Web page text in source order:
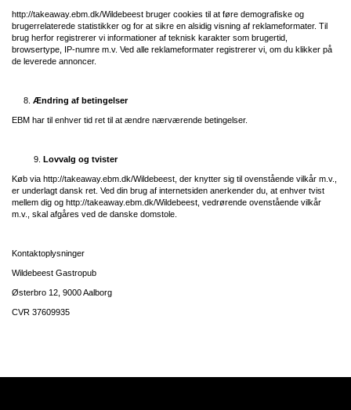
http://takeaway.ebm.dk/Wildebeest bruger cookies til at føre demografiske og
brugerrelaterede statistikker og for at sikre en alsidig visning af reklameformater. Til
brug herfor registrerer vi informationer af teknisk karakter som brugertid,
browsertype, IP-numre m.v. Ved alle reklameformater registrerer vi, om du klikker på
de leverede annoncer.
8. Ændring af betingelser
EBM har til enhver tid ret til at ændre nærværende betingelser.
Lovvalg og tvister
Køb via http://takeaway.ebm.dk/Wildebeest , der knytter sig til ovenstående vilkår m.v.,
er underlagt dansk ret. Ved din brug af internetsiden anerkender du, at enhver tvist
mellem dig og http://takeaway.ebm.dk/Wildebeest , vedrørende ovenstående vilkår
m.v., skal afgåres ved de danske domstole.
Kontaktoplysninger
Wildebeest Gastropub
Østerbro 12, 9000 Aalborg
CVR 37609935